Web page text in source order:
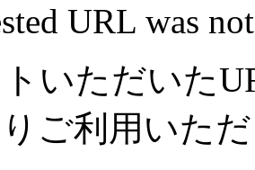
URL was
いただいた
ご利用いた